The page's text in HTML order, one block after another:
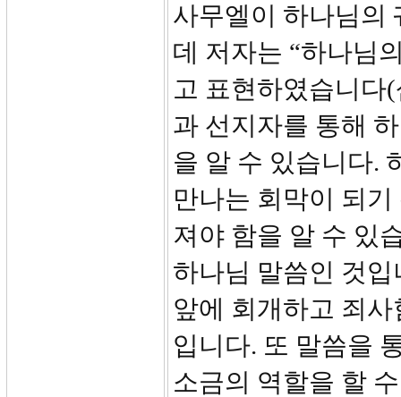
사무엘이 하나님의
데 저자는 “하나님
고 표현하였습니다
과 선지자를 통해
을 알 수 있습니다.
만나는 회막이 되
져야 함을 알 수 있
하나님 말씀인 것
앞에 회개하고 죄
입니다. 또 말씀을
소금의 역할을 할